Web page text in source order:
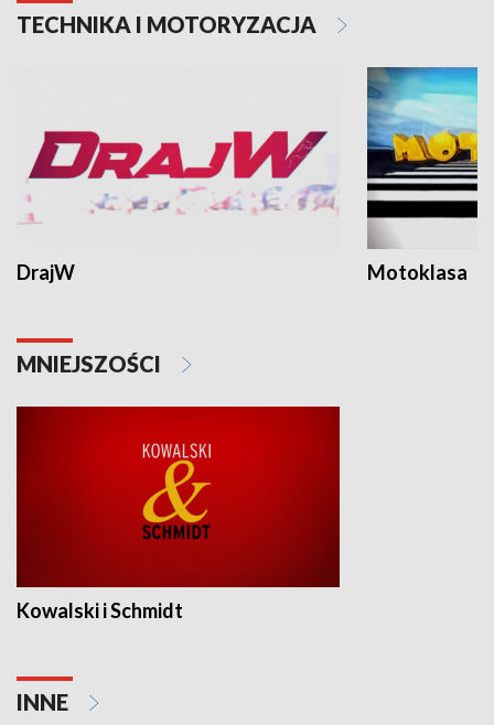
TECHNIKA I MOTORYZACJA
DrajW Motoklasa
MNIEJSZOŚCI
Kowalski i Schmidt
INNE